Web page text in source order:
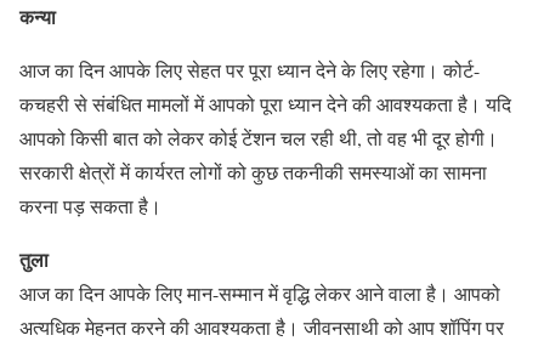
कन्या
आज का दिन आपके लिए सेहत पर पूरा ध्यान देने के लिए रहेगा। कोर्ट-
कचहरी से संबंधित मामलों में आपको पूरा ध्यान देने की आवश्यकता है। यदि
आपको किसी बात को लेकर कोई टेंशन चल रही थी, तो वह भी दूर होगी।
सरकारी क्षेत्रों में कार्यरत लोगों को कुछ तकनीकी समस्याओं का सामना
करना पड़ सकता है।
तुला
आज का दिन आपके लिए मान-सम्मान में वृद्धि लेकर आने वाला है। आपको
अत्यधिक मेहनत करने की आवश्यकता है। जीवनसाथी को आप शॉपिंग पर